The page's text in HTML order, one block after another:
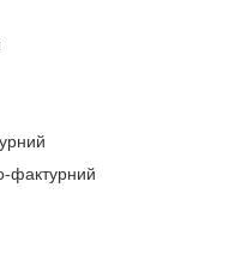
фактурний